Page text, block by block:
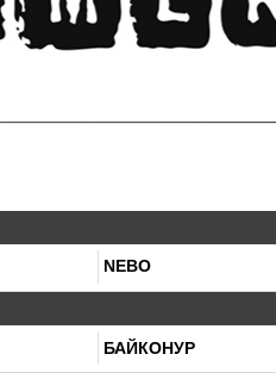
NEBO
БАЙКОНУР